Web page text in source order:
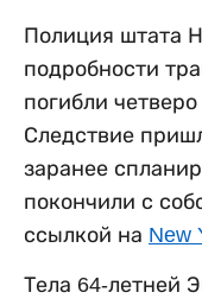
Полиция штата
подробности
погибли
Следствие
заранее
покончили с
ссылкой на New
Тела 64-летней